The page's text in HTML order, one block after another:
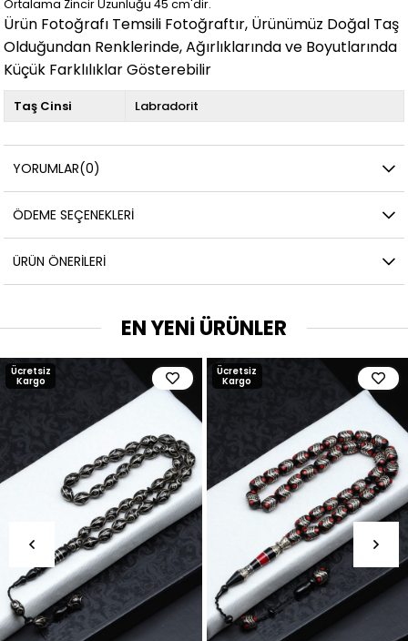
Ortalama Zincir Uzunluğu 45 cm'dir.
Ürün Fotoğrafı Temsili Fotoğraftır, Ürünümüz Doğal Taş
Olduğundan Renklerinde, Ağırlıklarında ve Boyutlarında
Küçük Farklılıklar Gösterebilir
Taş Cinsi Labradorit
YORUMLAR(0)
ÖDEME SEÇENEKLERI
ÜRÜN ÖNERILERI
EN YENİ ÜRÜNLER
Ücretsiz
Kargo
Ücretsiz
Kargo